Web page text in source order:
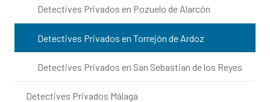
Detectives Privados en Pozuelo de Alarcón
Detectives Privados en Torrejón de Ardoz
Detectives Privados en San Sebastian de los Reyes
Detectives Privados Málaga